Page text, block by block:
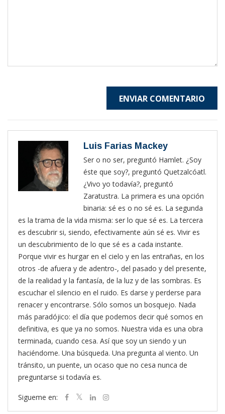
ENVIAR COMENTARIO
Luis Farias Mackey
Ser o no ser, preguntó Hamlet. ¿Soy
éste que soy?, preguntó Quetzalcóatl.
¿Vivo yo todavía?, preguntó
Zaratustra. La primera es una opción
binaria: sé es o no sé es. La segunda
es la trama de la vida misma: ser lo que sé es. La tercera
es descubrir si, siendo, efectivamente aún sé es. Vivir es
un descubrimiento de lo que sé es a cada instante.
Porque vivir es hurgar en el cielo y en las entrañas, en los
otros -de afuera y de adentro-, del pasado y del presente,
de la realidad y la fantasía, de la luz y de las sombras. Es
escuchar el silencio en el ruido. Es darse y perderse para
renacer y encontrarse. Sólo somos un bosquejo. Nada
más paradójico: el día que podemos decir qué somos en
definitiva, es que ya no somos. Nuestra vida es una obra
terminada, cuando cesa. Así que soy un siendo y un
haciéndome. Una búsqueda. Una pregunta al viento. Un
tránsito, un puente, un ocaso que no cesa nunca de
preguntarse si todavía es.
Sigueme en: